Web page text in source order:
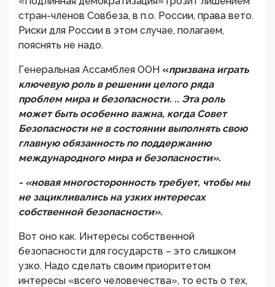
стран-членов Совбеза, в п.о. России, права вето.
Риски для России в этом случае, полагаем,
пояснять не надо.
Генеральная Ассамблея ООН «призвана играть
ключевую роль в решении целого ряда
проблем мира и безопасности. .. Эта роль
может быть особенно важна, когда Совет
Безопасности не в состоянии выполнять свою
главную обязанность по поддержанию
международного мира и безопасности».
- «новая многосторонность требует, чтобы мы
не зацикливались на узких интересах
собственной безопасности».
Вот оно как. Интересы собственной
безопасности для государств – это слишком
узко. Надо сделать своим приоритетом
интересы «всего человечества», то есть о тех,